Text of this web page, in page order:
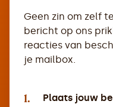
Geen zin om zelf
bericht op ons
reacties van
je mailbox.
1.
Plaats jouw